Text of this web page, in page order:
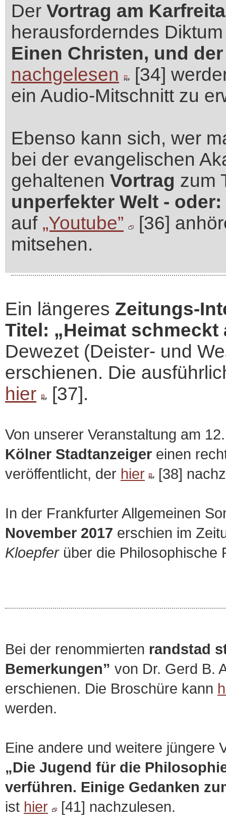
Der Vortrag am
herausforderndes
Einen Christen, und
nachgelesen
[34]
ein Audio-Mitschnitt zu
Ebenso kann sich, wer
bei der evangelischen
gehaltenen Vortrag zum
unperfekter Welt -
auf „Youtube”
[36]
mitsehen.
Ein längeres Zeitungs-
Titel: „Heimat
Dewezet (Deister- und
erschienen. Die
hier
[37].
Von unserer Veranstaltung am
Kölner Stadtanzeiger einen
veröffentlicht, der hier [38]
In der Frankfurter Allgemeinen
November 2017 erschien im
Kloepferüber die Philosophische
Bei der renommierten randstad
Bemerkungen” von Dr. Gerd B.
erschienen. Die Broschüre kann
werden.
Eine andere und weitere jüngere
„Die Jugend für die
verführen. Einige Gedanken
ist hier [41] nachzulesen.